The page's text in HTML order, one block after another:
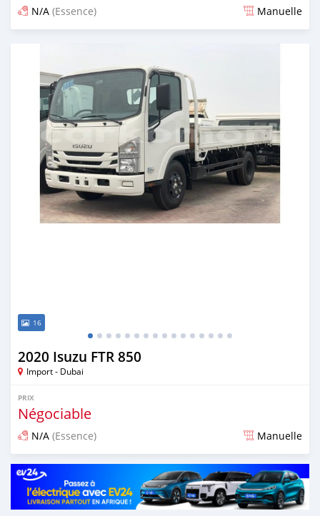
N/A (Essence) Manuelle
16
2020 Isuzu FTR 850
Import - Dubai
PRIX
Négociable
N/A (Essence) Manuelle
Publié il y a presque 6 ans